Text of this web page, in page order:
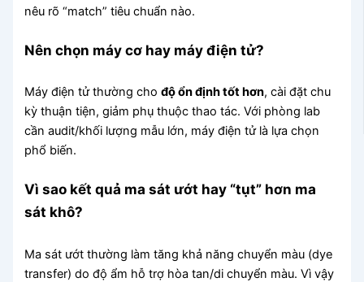
nêu rõ “match” tiêu chuẩn nào.
Nên chọn máy cơ hay máy điện tử?
Máy điện tử thường chođộ ổn định tốt hơn, cài đặt chu
kỳ thuận tiện, giảm phụ thuộc thao tác. Với phòng lab
cần audit/khối lượng mẫu lớn, máy điện tử là lựa chọn
phổ biến.
Vì sao kết quả ma sát ướt hay “tụt” hơn ma
sát khô?
Ma sát ướt thường làm tăng khả năng chuyển màu (dye
transfer) do độ ẩm hỗ trợ hòa tan/di chuyển màu. Vì vậy